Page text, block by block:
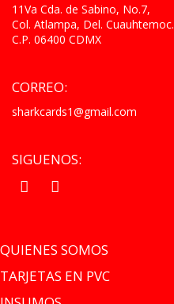
11Va Cda. de Sabino, No.7,
Col. Atlampa, Del. Cuauhtemoc.
C.P. 06400 CDMX
CORREO:
sharkcards1@gmail.com
SIGUENOS:
QUIENES SOMOS
TARJETAS EN PVC